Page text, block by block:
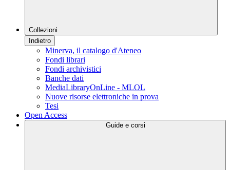
Collezioni
Indietro
Minerva, il catalogo d'Ateneo
Fondi librari
Fondi archivistici
Banche dati
MediaLibraryOnLine - MLOL
Nuove risorse elettroniche in prova
Tesi
Open Access
Guide e corsi